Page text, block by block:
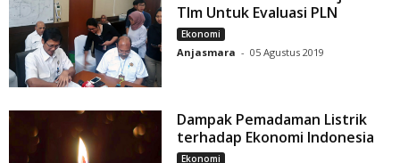
TIm Untuk Evaluasi PLN
Ekonomi
Anjasmara - 05 Agustus 2019
Dampak Pemadaman Listrik
terhadap Ekonomi Indonesia
Ekonomi